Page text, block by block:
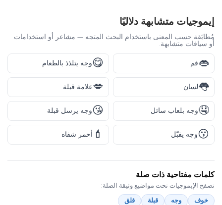
إيموجيات متشابهة دلاليًا
مُطابَقة حسب المعنى باستخدام البحث المتجه — مشاعر أو استخدامات
أو سياقات متشابهة.
👄فم 😋وجه يتلذذ بالطعام
👅لسان 💋علامة قبلة
🤤وجه بلعاب سائل 😘وجه يرسل قبلة
😗وجه يقبّل 💄 أحمر شفاه
كلمات مفتاحية ذات صلة
تصفح الإيموجيات تحت مواضيع وثيقة الصلة:
خوف
وجه قبلة قلق